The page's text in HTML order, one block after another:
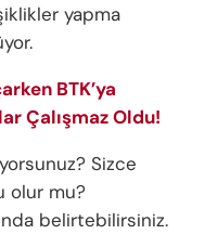
yapma
BTK’ya
Çalışmaz Oldu!
Sizce
olur mu?
belirtebilirsiniz.